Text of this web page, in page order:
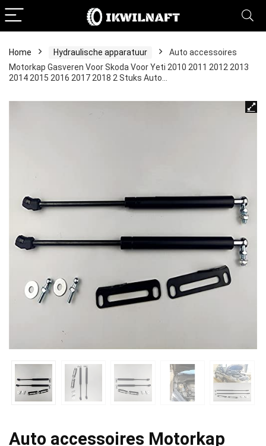
Home Hydraulische apparatuur
Auto accessoires
Motorkap Gasveren Voor Skoda Voor Yeti 2010 2011 2012 2013
2014 2015 2016 2017 2018 2 Stuks Auto…
Auto accessoires Motorkap